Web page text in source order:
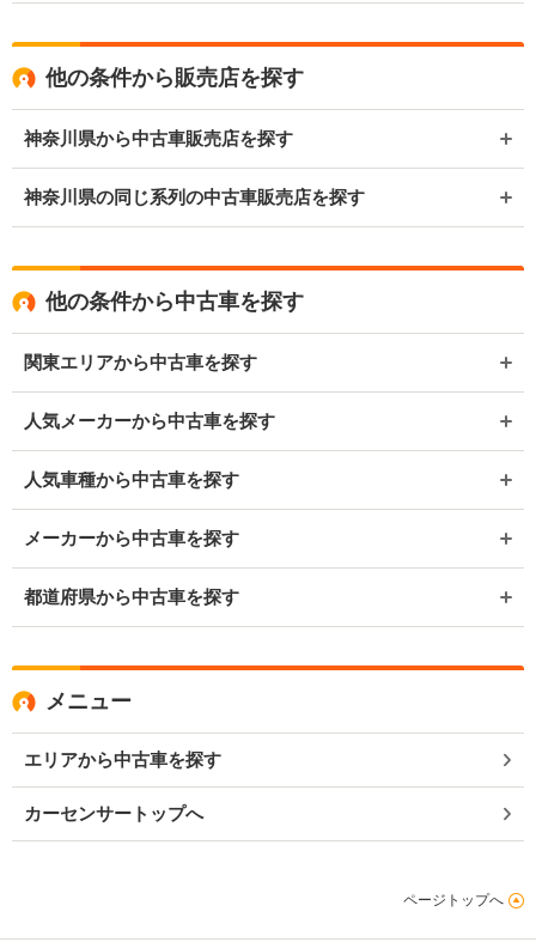
他の条件から販売店を探す
神奈川県から中古車販売店を探す
神奈川県の同じ系列の中古車販売店を探す
他の条件から中古車を探す
関東エリアから中古車を探す
人気メーカーから中古車を探す
人気車種から中古車を探す
メーカーから中古車を探す
都道府県から中古車を探す
メニュー
エリアから中古車を探す
カーセンサートップへ
ページトップへ